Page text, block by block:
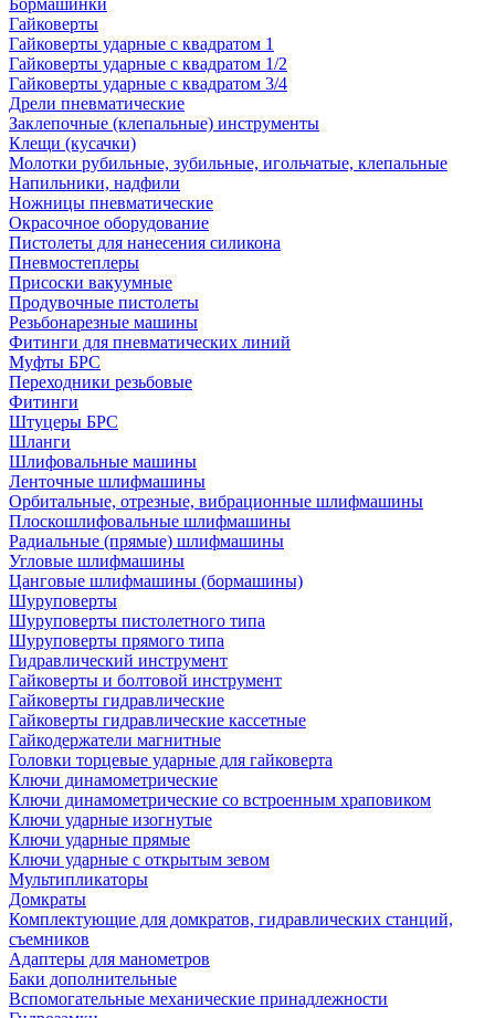
Бормашинки
Гайковерты
Гайковерты ударные с квадратом 1
Гайковерты ударные с квадратом 1/2
Гайковерты ударные с квадратом 3/4
Дрели пневматические
Заклепочные (клепальные) инструменты
Клещи (кусачки)
Молотки рубильные, зубильные, игольчатые, клепальные
Напильники, надфили
Ножницы пневматические
Окрасочное оборудование
Пистолеты для нанесения силикона
Пневмостеплеры
Присоски вакуумные
Продувочные пистолеты
Резьбонарезные машины
Фитинги для пневматических линий
Муфты БРС
Переходники резьбовые
Фитинги
Штуцеры БРС
Шланги
Шлифовальные машины
Ленточные шлифмашины
Орбитальные, отрезные, вибрационные шлифмашины
Плоскошлифовальные шлифмашины
Радиальные (прямые) шлифмашины
Угловые шлифмашины
Цанговые шлифмашины (бормашины)
Шуруповерты
Шуруповерты пистолетного типа
Шуруповерты прямого типа
Гидравлический инструмент
Гайковерты и болтовой инструмент
Гайковерты гидравлические
Гайковерты гидравлические кассетные
Гайкодержатели магнитные
Головки торцевые ударные для гайковерта
Ключи динамометрические
Ключи динамометрические со встроенным храповиком
Ключи ударные изогнутые
Ключи ударные прямые
Ключи ударные с открытым зевом
Мультипликаторы
Домкраты
Комплектующие для домкратов, гидравлических станций,
съемников
Адаптеры для манометров
Баки дополнительные
Вспомогательные механические принадлежности